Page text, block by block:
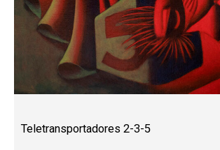
Teletransportadores 2-3-5